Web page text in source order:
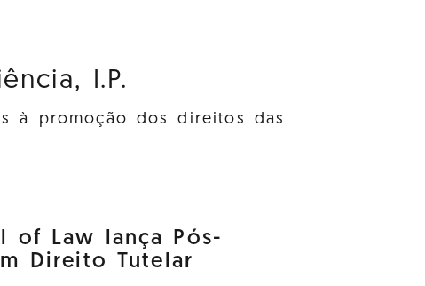
I.P.
à promoção dos direitos das
of Law lança Pós-
Direito Tutelar